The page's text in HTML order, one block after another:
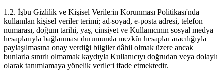
1.2. İşbu Gizlilik ve Kişisel Verilerin Korunması Politikası'nda
kullanılan kişisel veriler terimi; ad-soyad, e-posta adresi, telefon
numarası, doğum tarihi, yaş, cinsiyet ve Kullanıcının sosyal medya
hesaplarıyla bağlanması durumunda mezkûr hesaplar aracılığıyla
paylaşılmasına onay verdiği bilgiler dâhil olmak üzere ancak
bunlarla sınırlı olmamak kaydıyla Kullanıcıyı doğrudan veya dolaylı
olarak tanımlamaya yönelik verileri ifade etmektedir.